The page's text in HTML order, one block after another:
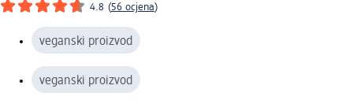
4.8 (56 ocjena)
veganski proizvod
veganski proizvod